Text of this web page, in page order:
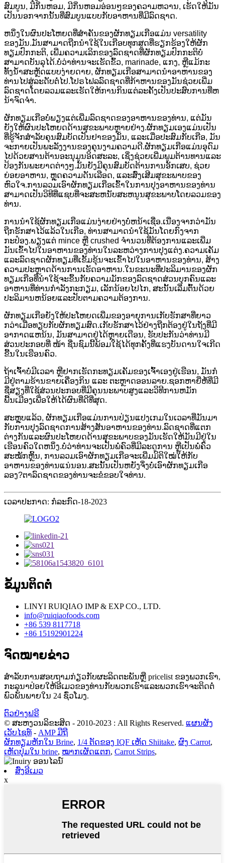
ສົມບູນ, ມີກິ່ນຫອມ, ມີກິ່ນຫອມອ່ອນໆຂອງຄວາມຫວານ, ເຮັດໃຫ້ມັນ
ເປັນນອກຈາກນັ້ນທີ່ສົມບູນແບບກັບອາຫານທີ່ມີລົດຊາດ.
ຫນຶ່ງໃນຜົນປະໂຫຍດທີ່ສໍາຄັນຂອງຜັກທຽມເກືອແມ່ນ versatility
ຂອງມັນ.ມັນສາມາດຖືກນໍາໃຊ້ໃນເກືອບທຸກສູດທີ່ຮຽກຮ້ອງໃຫ້ຜັກ
ທຽມປົກກະຕິ, ເພີ່ມຄວາມເລິກຂອງລົດຊາດທີ່ຜັກທຽມປົກກະຕິບໍ່
ສາມາດບັນລຸໄດ້.ບໍ່ວ່າທ່ານຈະເຮັດຂົ້ວ, marinade, ແກງ, ຫຼືແມ້ກະ
ທັ້ງນ້ໍາສະຫຼັດແບບງ່າຍດາຍ, ຜັກທຽມເກືອສາມາດນໍາອາຫານຂອງ
ທ່ານໄປສູ່ລະດັບຕໍ່ໄປ.ໂປຣໄຟລລົດຊາດທີ່ກ້າຫານຂອງມັນຊ່ວຍເພີ່ມ
ລົດຊາດໂດຍລວມແລະເຮັດໃຫ້ການກິນແຕ່ລະຄັ້ງເປັນປະສົບການທີ່ຫ
ນ້າຈົດຈໍາ.
ຜັກທຽມເກືອບໍ່ພຽງແຕ່ເພີ່ມລົດຊາດຂອງອາຫານຂອງທ່ານ, ແຕ່ມັນ
ຍັງໃຫ້ຜົນປະໂຫຍດດ້ານສຸຂະພາບຫຼາຍຢ່າງ.ຜັກທຽມເອງແມ່ນເປັນ
ທີ່ຮູ້ຈັກສໍາລັບຄຸນສົມບັດເປັນຢາຂອງມັນ, ແລະເມື່ອປະສົມກັບເກືອ, ມັນ
ຈະກາຍເປັນພະລັງງານຂອງຄຸນງາມຄວາມດີ.ຜັກທຽມເກືອແມ່ນອຸດົມ
ໄປດ້ວຍສານຕ້ານອະນຸມູນອິດສະລະ, ເຊິ່ງຊ່ວຍເພີ່ມພູມຕ້ານທານແລະ
ປ້ອງກັນພະຍາດຕ່າງໆ.ມັນຍັງມີຄຸນສົມບັດຕ້ານການອັກເສບ, ຊ່ວຍ
ຍ່ອຍອາຫານ, ຫຼຸດຄວາມດັນເລືອດ, ແລະສົ່ງເສີມສຸຂະພາບຂອງ
ຫົວໃຈ.ການລວມເອົາຜັກທຽມເກືອເຂົ້າໃນການປຸງອາຫານຂອງທ່ານ
ສາມາດເປັນວິທີທີ່ແຊບທີ່ຈະສະຫນັບສະຫນູນສຸຂະພາບໂດຍລວມຂອງ
ທ່ານ.
ການນໍາໃຊ້ຜັກທຽມເກືອແມ່ນງ່າຍຢ່າງບໍ່ຫນ້າເຊື່ອ.ເນື່ອງຈາກວ່າມັນ
ຖືກຮັກສາໄວ້ແລ້ວໃນເກືອ, ທ່ານສາມາດນໍາໃຊ້ມັນໂດຍກົງຈາກ
ກະປ໋ອງ.ພຽງແຕ່ mince ຫຼື crushed ຈໍານວນທີ່ຕ້ອງການແລະເພີ່ມ
ມັນເຂົ້າໄປໃນອາຫານຂອງທ່ານໃນລະຫວ່າງການປຸງແຕ່ງ.ຄວາມເຄັມ
ແລະລົດຊາດຜັກທຽມທີ່ເຂັ້ມຂຸ້ນຈະເຂົ້າໄປໃນອາຫານຂອງທ່ານ, ສ້າງ
ຄວາມປະຫຼາດດ້ານການເຮັດອາຫານ.ໃນຂະນະທີ່ປະລິມານຂອງຜັກ
ທຽມເກືອທີ່ນໍາໃຊ້ຈະຂຶ້ນກັບຄວາມມັກຂອງລົດຊາດສ່ວນບຸກຄົນແລະ
ອາຫານທີ່ທ່ານກໍາລັງກະກຽມ, ເລັກນ້ອຍໄປໄກ, ສະນັ້ນເລີ່ມຕົ້ນດ້ວຍ
ປະລິມານຫນ້ອຍແລະປັບຕາມຄວາມຕ້ອງການ.
ຜັກທຽມເກືອຍັງໃຫ້ປະໂຫຍດເພີ່ມຂອງອາຍຸການເກັບຮັກສາທີ່ຍາວ
ກວ່າເມື່ອທຽບກັບຜັກທຽມສົດ.ເກັບຮັກສາໄວ້ຢ່າງຖືກຕ້ອງຢູ່ໃນຖັງທີ່ມີ
ອາກາດແຫນ້ນ, ມັນສາມາດຢູ່ໄດ້ຫຼາຍເດືອນ, ຮັບປະກັນວ່າທ່ານມີ
ສ່ວນປະກອບທີ່ ໜ້າ ຊື່ນຊົມນີ້ພ້ອມໃຊ້ໄດ້ທຸກຄັ້ງທີ່ແຮງບັນດານໃຈເກີດ
ຂື້ນໃນເຮືອນຄົວ.
ຖ້າເຈົ້າບໍ່ມີເວລາ ຫຼືຢາກເຮັດກະທຽມເຄັມຂອງເຈົ້າເອງຢູ່ເຮືອນ, ມັນກໍ
ມີຢູ່ຕາມຮ້ານຂາຍເຄື່ອງກິນ ແລະ ຕະຫຼາດອອນລາຍ.ຊອກຫາຍີ່ຫໍ້ທີ່ມີ
ຊື່ສຽງທີ່ໃຊ້ສ່ວນປະກອບທີ່ມີຄຸນນະພາບສູງແລະວິທີການຫມັກ
ພື້ນເມືອງເພື່ອໃຫ້ໄດ້ຜົນທີ່ດີທີ່ສຸດ.
ສະຫຼຸບແລ້ວ, ຜັກທຽມເກືອແມ່ນການປ່ຽນແປງເກມໃນເວລາທີ່ມັນມາ
ກັບການປຸງລົດຊາດການສ້າງສັນອາຫານຂອງທ່ານ.ລົດ​ຊາດ​ທີ່​ແຕກ​
ຕ່າງ​ກັນ​ແລະ​ຜົນ​ປະ​ໂຫຍດ​ດ້ານ​ສຸ​ຂະ​ພາບ​ຂອງ​ມັນ​ເຮັດ​ໃຫ້​ມັນ​ມີ​ຢູ່​ໃນ​
ເຮ​​ືອນ​ຄົວ​ໃດ​ຫນຶ່ງ​.ບໍ່ວ່າທ່ານຈະເປັນພໍ່ຄົວທີ່ມີລະດູການ ຫຼືເປັນພໍ່ຄົວ
ສະໝັກຫຼິ້ນ, ການລວມເອົາຜັກທຽມເກືອຈະເພີ່ມມິຕິໃໝ່ໃຫ້ກັບ
ອາຫານຂອງທ່ານແນ່ນອນ.ສະນັ້ນເປັນຫຍັງຈຶ່ງບໍ່ເອົາຜັກທຽມເກືອ
ລອງ?ຕາລົດຊາດຂອງທ່ານຈະຂໍຂອບໃຈທ່ານ.
ເວລາປະກາດ: ກໍລະກົດ-18-2023
ຂໍ້​ມູນ​ຕິດ​ຕໍ່
LINYI RUIQIAO IMP & EXP CO., LTD.
info@ruiqiaofoods.com
+86 539 8117718
+86 15192901224
ຈົດໝາຍຂ່າວ
ສໍາ​ລັບ​ການ​ສອບ​ຖາມ​ກ່ຽວ​ກັບ​ຜະ​ລິດ​ຕະ​ພັນ​ຫຼື pricelist ຂອງ​ພວກ​ເຮົາ​,
ກະ​ລຸ​ນາ​ປ່ອຍ​ໃຫ້​ອີ​ເມວ​ຂອງ​ທ່ານ​ກັບ​ພວກ​ເຮົາ​ແລະ​ພວກ​ເຮົາ​ຈະ​ຕິດ​ຕໍ່​
ພົວ​ພັນ​ພາຍ​ໃນ 24 ຊົ່ວ​ໂມງ​.
ຕົວຢ່າງຟຣີ
© ສະຫງວນລິຂະສິດ - 2010-2023 : All Rights Reserved. ແຜນຜັງ
ເວັບໄຊທ໌ - AMP ມືຖື
ຜັກທຽມຫັກໃນ Brine, 1/4 ຕັດຂອງ IQF ເຫັດ Shiitake, ຜົງ Carrot,
ເຫັດປຸ່ມໃນ brine, ໝາກເຜັດແຕກ, Carrot Strips,
ສົ່ງອີເມວ
x